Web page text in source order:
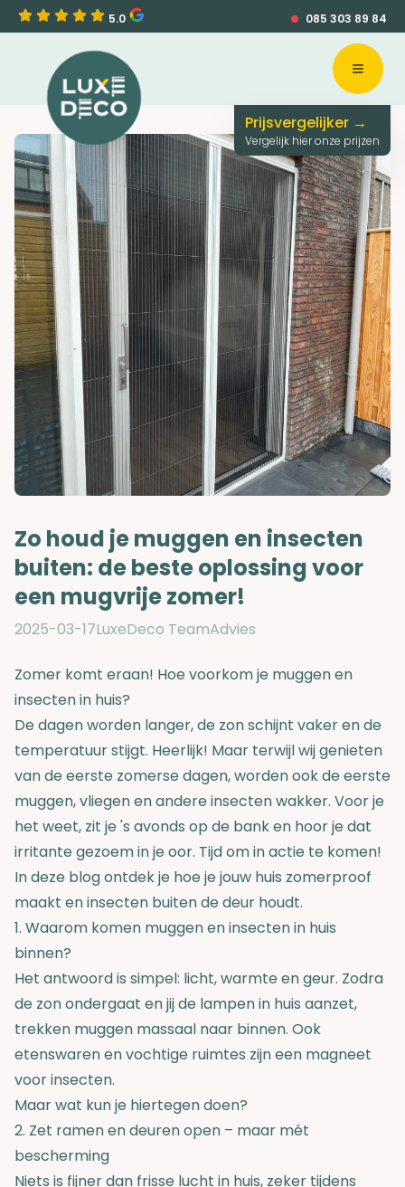
5.0 085 303 89 84
Open
Prijsvergelijker →
Vergelijk hier onze prijzen
Zo houd je muggen en insecten
buiten: de beste oplossing voor
een mugvrije zomer!
2025-03-17LuxeDeco TeamAdvies
Zomer komt eraan! Hoe voorkom je muggen en
insecten in huis?
De dagen worden langer, de zon schijnt vaker en de
temperatuur stijgt. Heerlijk! Maar terwijl wij genieten
van de eerste zomerse dagen, worden ook de eerste
muggen, vliegen en andere insecten wakker. Voor je
het weet, zit je 's avonds op de bank en hoor je dat
irritante gezoem in je oor. Tijd om in actie te komen!
In deze blog ontdek je hoe je jouw huis zomerproof
maakt en insecten buiten de deur houdt.
1. Waarom komen muggen en insecten in huis
binnen?
Het antwoord is simpel: licht, warmte en geur. Zodra
de zon ondergaat en jij de lampen in huis aanzet,
trekken muggen massaal naar binnen. Ook
etenswaren en vochtige ruimtes zijn een magneet
voor insecten.
Maar wat kun je hiertegen doen?
2. Zet ramen en deuren open – maar mét
bescherming
Niets is fijner dan frisse lucht in huis, zeker tijdens